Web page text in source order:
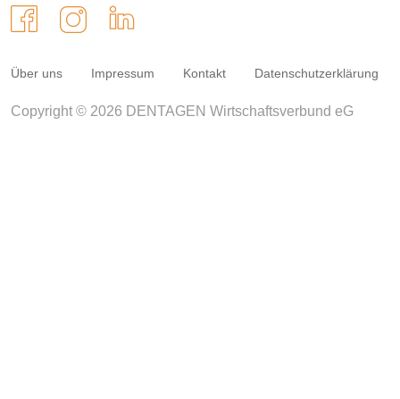
Über uns Impressum Kontakt Datenschutzerklärung
Copyright © 2026 DENTAGEN Wirtschaftsverbund eG